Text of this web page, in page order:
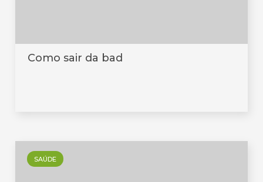
Como sair da bad
SAÚDE